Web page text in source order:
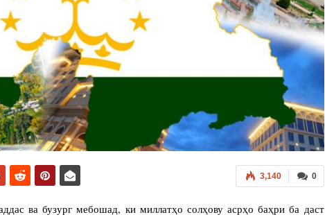
0
3,140
ва бузург мебошад, ки миллатҳо солҳову асрҳо баҳри ба даст